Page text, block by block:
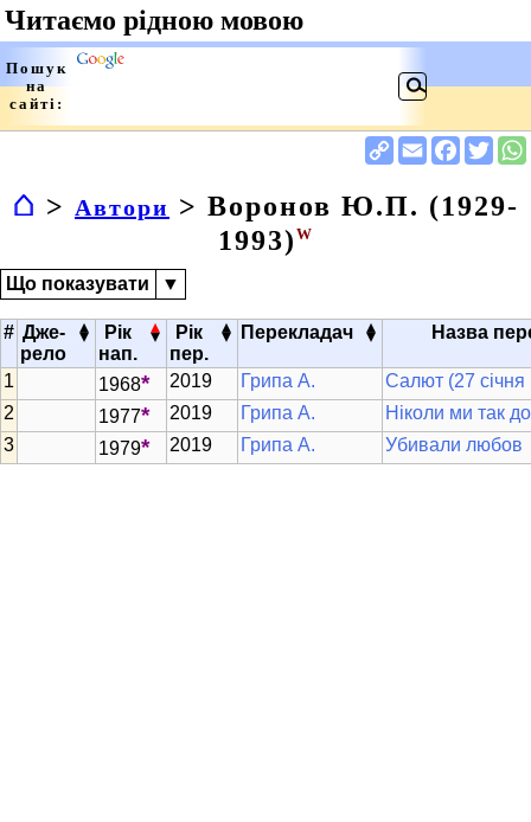
⌂ > Автори > Воронов Ю.П. (1929-
1993) W
Що показувати ▼
# Дже-
рело
▴
▾
Рік
нап.
▴
▾
Рік
пер.
▴
▾ Перекладач ▴
▾ Назва
1968* 2019 Грипа А.
Салют (27 січня
1977* 2019 Грипа А.
Ніколи ми так
1979* 2019 Грипа А. Убивали любов